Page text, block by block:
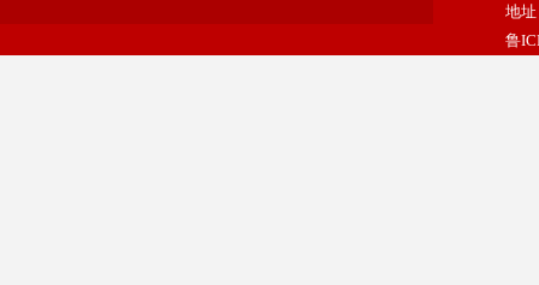
地
鲁